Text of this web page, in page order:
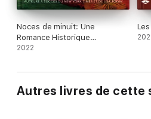
Noces de minuit: Une
Romance Historique
Georgienne
2022
Autres livres de cette